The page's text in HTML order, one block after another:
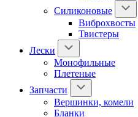
Силиконовые
Виброхвосты
Твистеры
Лески
Монофильные
Плетеные
Запчасти
Вершинки, комели
Бланки